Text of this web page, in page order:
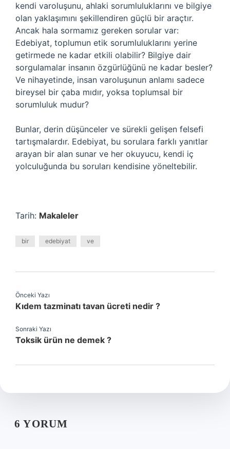
kendi varoluşunu, ahlaki sorumluluklarını ve bilgiye
olan yaklaşımını şekillendiren güçlü bir araçtır.
Ancak hala sormamız gereken sorular var:
Edebiyat, toplumun etik sorumluluklarını yerine
getirmede ne kadar etkili olabilir? Bilgiye dair
sorgulamalar insanın özgürlüğünü ne kadar besler?
Ve nihayetinde, insan varoluşunun anlamı sadece
bireysel bir çaba mıdır, yoksa toplumsal bir
sorumluluk mudur?
Bunlar, derin düşünceler ve sürekli gelişen felsefi
tartışmalardır. Edebiyat, bu sorulara farklı yanıtlar
arayan bir alan sunar ve her okuyucu, kendi iç
yolculuğunda bu soruları kendisine yöneltebilir.
Tarih: Makaleler
bir edebiyat ve
Önceki Yazı
Kıdem tazminatı tavan ücreti nedir ?
Sonraki Yazı
Toksik ürün ne demek ?
6 YORUM